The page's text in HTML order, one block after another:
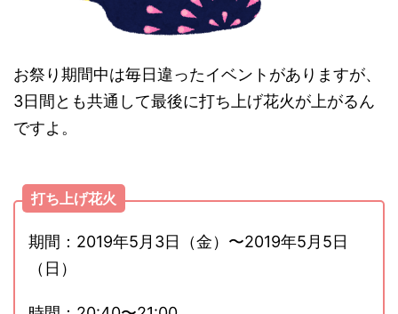
お祭り期間中は毎日違ったイベントがありますが、
3日間とも共通して最後に打ち上げ花火が上がるん
ですよ。
打ち上げ花火
期間：2019年5月3日（金）〜2019年5月5日
（日）